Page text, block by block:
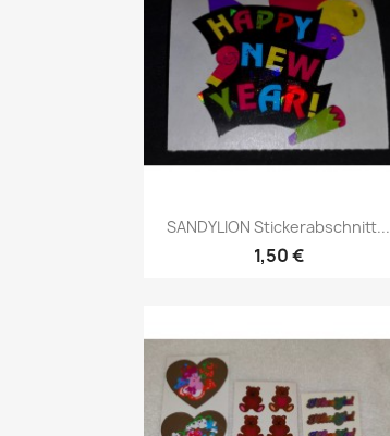
SANDYLION Stickerabschnitt...
1,50 €